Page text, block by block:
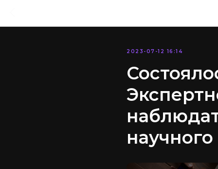
2023-07-12 16:14